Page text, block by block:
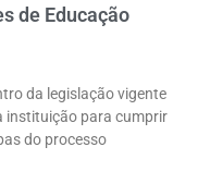
de Educação
da legislação vigente
instituição para cumprir
do processo